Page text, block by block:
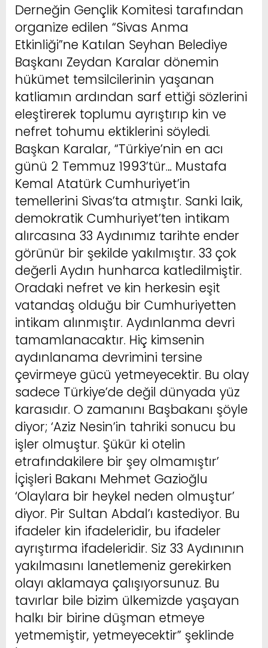
Derneğin Gençlik Komitesi tarafından
organize edilen “Sivas Anma
Etkinliği”ne Katılan Seyhan Belediye
Başkanı Zeydan Karalar dönemin
hükümet temsilcilerinin yaşanan
katliamın ardından sarf ettiği sözlerini
eleştirerek toplumu ayrıştırıp kin ve
nefret tohumu ektiklerini söyledi.
Başkan Karalar, “Türkiye’nin en acı
günü 2 Temmuz 1993’tür… Mustafa
Kemal Atatürk Cumhuriyet’in
temellerini Sivas’ta atmıştır. Sanki laik,
demokratik Cumhuriyet’ten intikam
alırcasına 33 Aydınımız tarihte ender
görünür bir şekilde yakılmıştır. 33 çok
değerli Aydın hunharca katledilmiştir.
Oradaki nefret ve kin herkesin eşit
vatandaş olduğu bir Cumhuriyetten
intikam alınmıştır. Aydınlanma devri
tamamlanacaktır. Hiç kimsenin
aydınlanama devrimini tersine
çevirmeye gücü yetmeyecektir. Bu olay
sadece Türkiye’de değil dünyada yüz
karasıdır. O zamanını Başbakanı şöyle
diyor; ‘Aziz Nesin’in tahriki sonucu bu
işler olmuştur. Şükür ki otelin
etrafındakilere bir şey olmamıştır’
İçişleri Bakanı Mehmet Gazioğlu
‘Olaylara bir heykel neden olmuştur’
diyor. Pir Sultan Abdal’ı kastediyor. Bu
ifadeler kin ifadeleridir, bu ifadeler
ayrıştırma ifadeleridir. Siz 33 Aydınının
yakılmasını lanetlemeniz gerekirken
olayı aklamaya çalışıyorsunuz. Bu
tavırlar bile bizim ülkemizde yaşayan
halkı bir birine düşman etmeye
yetmemiştir, yetmeyecektir” şeklinde